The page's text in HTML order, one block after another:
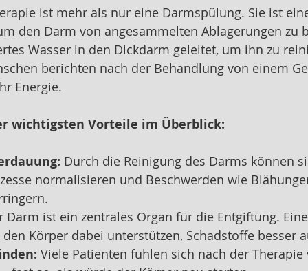
ist mehr als nur eine Darmspülung. Sie ist
den Darm von angesammelten Ablagerungen zu
Wasser in den Dickdarm geleitet, um ihn zu
berichten nach der Behandlung von einem
Energie.
wichtigsten Vorteile im Überblick:
Durch die Reinigung des Darms können
normalisieren und Beschwerden wie
Darm ist ein zentrales Organ für die Entgiftung.
Körper dabei unterstützen, Schadstoffe besser
Viele Patienten fühlen sich nach der